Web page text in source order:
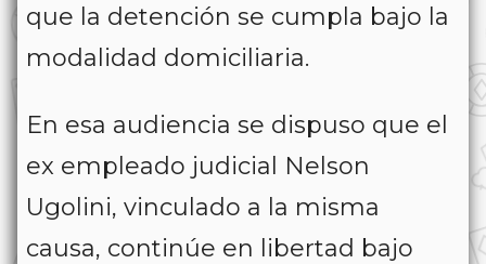
que la detención se cumpla bajo la
modalidad domiciliaria.
En esa audiencia se dispuso que el
ex empleado judicial Nelson
Ugolini, vinculado a la misma
causa, continúe en libertad bajo